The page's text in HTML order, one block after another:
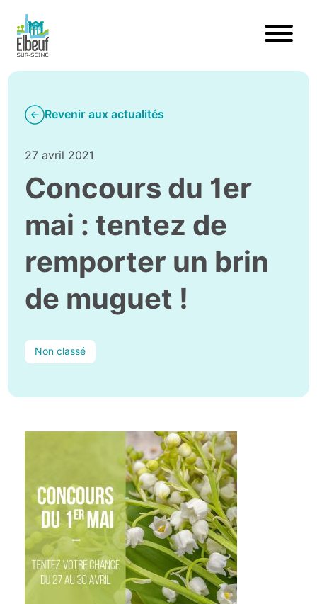
Revenir aux actualités
27 avril 2021
Concours du 1er
mai : tentez de
remporter un brin
de muguet !
Non classé